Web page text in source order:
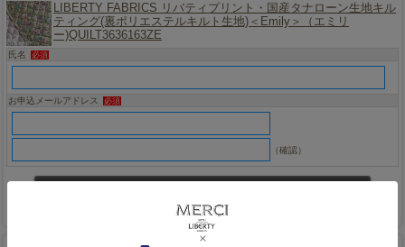
LIBERTY FABRICS リバティプリント・国産タナローン生地キル
ティング(裏ポリエステルキルト生地)＜Emily＞（エミリ
ー)QUILT3636163ZE
氏名 必須
お申込メールアドレス 必須
（確認）